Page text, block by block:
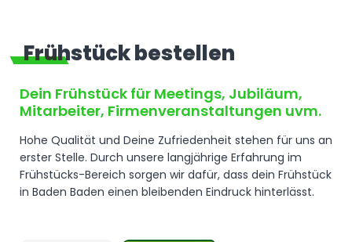
Frühstück bestellen
Dein Frühstück für Meetings, Jubiläum,
Mitarbeiter, Firmenveranstaltungen uvm.
Hohe Qualität und Deine Zufriedenheit stehen für uns an
erster Stelle. Durch unsere langjährige Erfahrung im
Frühstücks-Bereich sorgen wir dafür, dass dein Frühstück
in Baden Baden einen bleibenden Eindruck hinterlässt.